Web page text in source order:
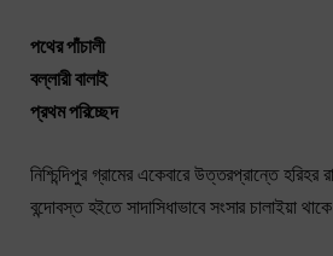
পথের পাঁচালী
বল্লারী বালাই
প্রথম পরিচ্ছেদ
নিশ্চিন্দিপুর গ্রামের একেবারে উত্তরপ্রান্তে
বন্দোবস্ত হইতে সাদাসিধাভাবে সংসার চালাইয়া